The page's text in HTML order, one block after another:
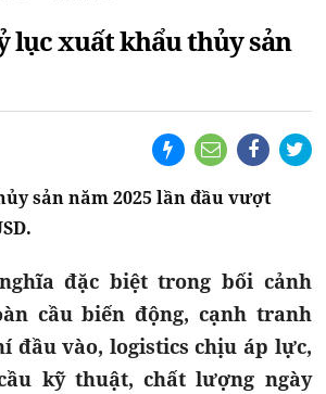
lục xuất khẩu thủy sản
sản năm 2025 lần đầu vượt
đặc biệt trong bối cảnh
cầu biến động, cạnh tranh
đầu vào, logistics chịu áp lực,
kỹ thuật, chất lượng ngày